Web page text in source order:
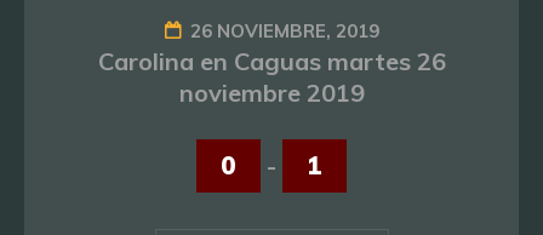
26 NOVIEMBRE, 2019
Carolina en Caguas martes 26
noviembre 2019
0 - 1